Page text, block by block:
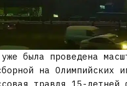
была проведена
на Олимпийских
травля 15-